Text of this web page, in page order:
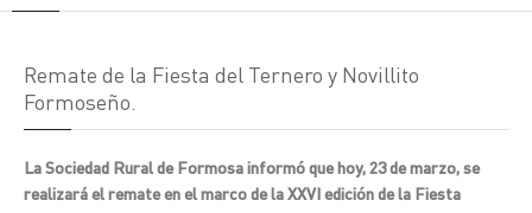
Remate de la Fiesta del Ternero y Novillito
Formoseño.
La Sociedad Rural de Formosa informó que hoy, 23 de marzo, se
realizará el remate en el marco de la XXVI edición de la Fiesta